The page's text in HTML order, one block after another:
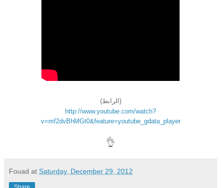
(الرابط)
http://www.youtube.com/watch?
v=mf2dvBhMGt0&feature=youtube_gdata_player
👌
Fouad at Saturday, December 29, 2012